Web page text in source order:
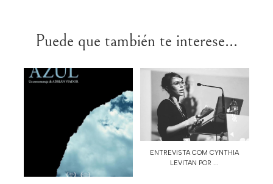
Puede que también te interese...
ENTREVISTA COM CYNTHIA
LEVITAN POR ...